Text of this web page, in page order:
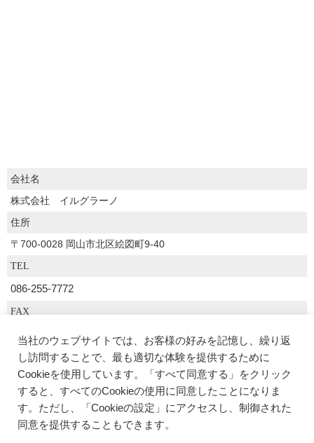
会社名
株式会社 イルグラーノ
住所
〒700-0028 岡山市北区絵図町9-40
TEL
086-255-7772
FAX
086-255-7779
代表者
代表取締役 福武 美津子
当社のウェブサイトでは、お客様の好みを記憶し、繰り返
し訪問することで、最も適切な体験を提供するために
Cookieを使用しています。「すべて同意する」をクリック
すると、すべてのCookieの使用に同意したことになりま
す。ただし、「Cookieの設定」にアクセスし、制御された
同意を提供することもできます。